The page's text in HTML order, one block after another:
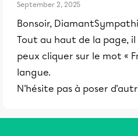
September 2, 2025
Bonsoir,
Tout au haut de la page,
peux cliquer sur le mot «
langue.
N'hésite pas à poser